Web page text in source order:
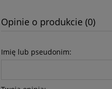
Opinie o produkcie (0)
Imię lub pseudonim: